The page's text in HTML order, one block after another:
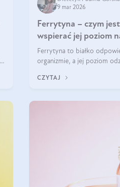
9 mar 2026
Ferrytyna – czym
wspierać jej poziom
Ferrytyna to białko
organizmie, a jej poziom
ferrytyny daje objawy,
CZYTAJ